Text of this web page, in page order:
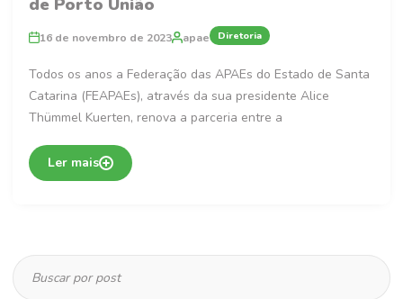
de Porto União
16 de novembro de 2023 apae Diretoria
Todos os anos a Federação das APAEs do Estado de Santa
Catarina (FEAPAEs), através da sua presidente Alice
Thümmel Kuerten, renova a parceria entre a
Ler mais